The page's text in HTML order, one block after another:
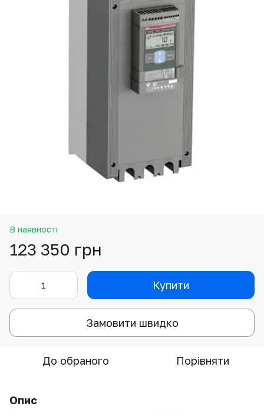
В наявності
123 350 грн
Купити
Замовити швидко
До обраного Порівняти
Опис